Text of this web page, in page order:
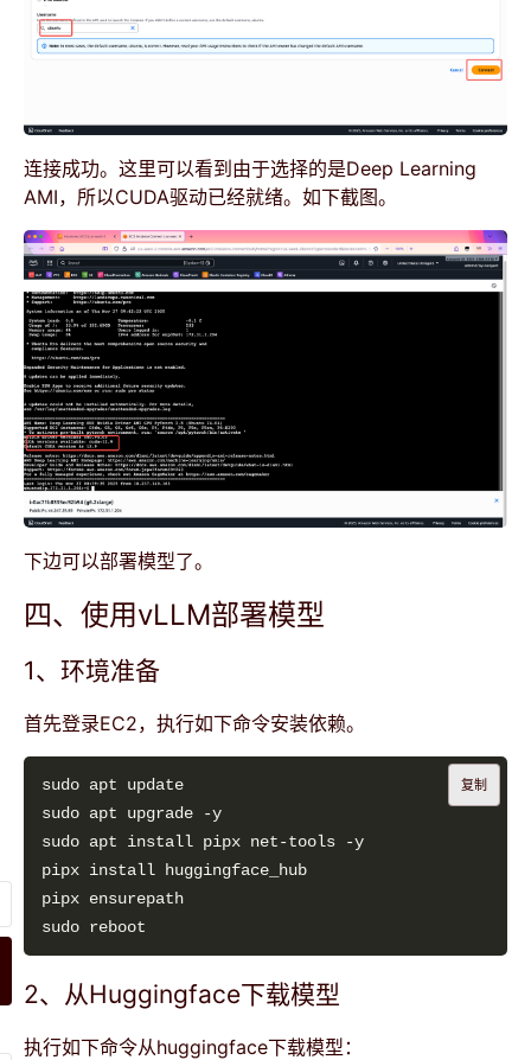
连接成功。这里可以看到由于选择的是Deep Learning
AMI，所以CUDA驱动已经就绪。如下截图。
下边可以部署模型了。
四、使用vLLM部署模型
1、环境准备
首先登录EC2，执行如下命令安装依赖。
复制
2、从Huggingface下载模型
执行如下命令从huggingface下载模型：